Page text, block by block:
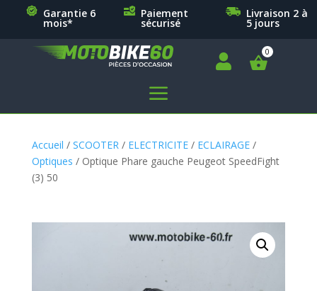
Garantie 6
mois*
Paiement
sécurisé
Livraison 2 à
5 jours

a
Accueil / SCOOTER / ELECTRICITE/ ECLAIRAGE/
Optiques / Optique Phare gauche Peugeot SpeedFight
(3) 50